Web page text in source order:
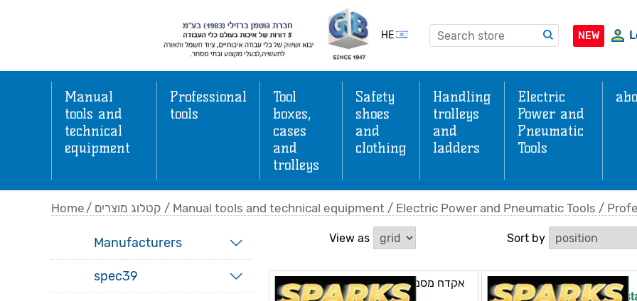
HE NEW
Manual
tools and
technical
equipment
Professional
tools
Tool
boxes,
cases
and
trolleys
Safety
shoes
and
clothing
Handling
trolleys
and
ladders
Electric
Power and
Pneumatic
Tools
Home / קטלוג מוצרים / Manual tools and technical equipment / Electric Power and Pneumatic Tools /
View as Sort by
Manufacturers
spec39